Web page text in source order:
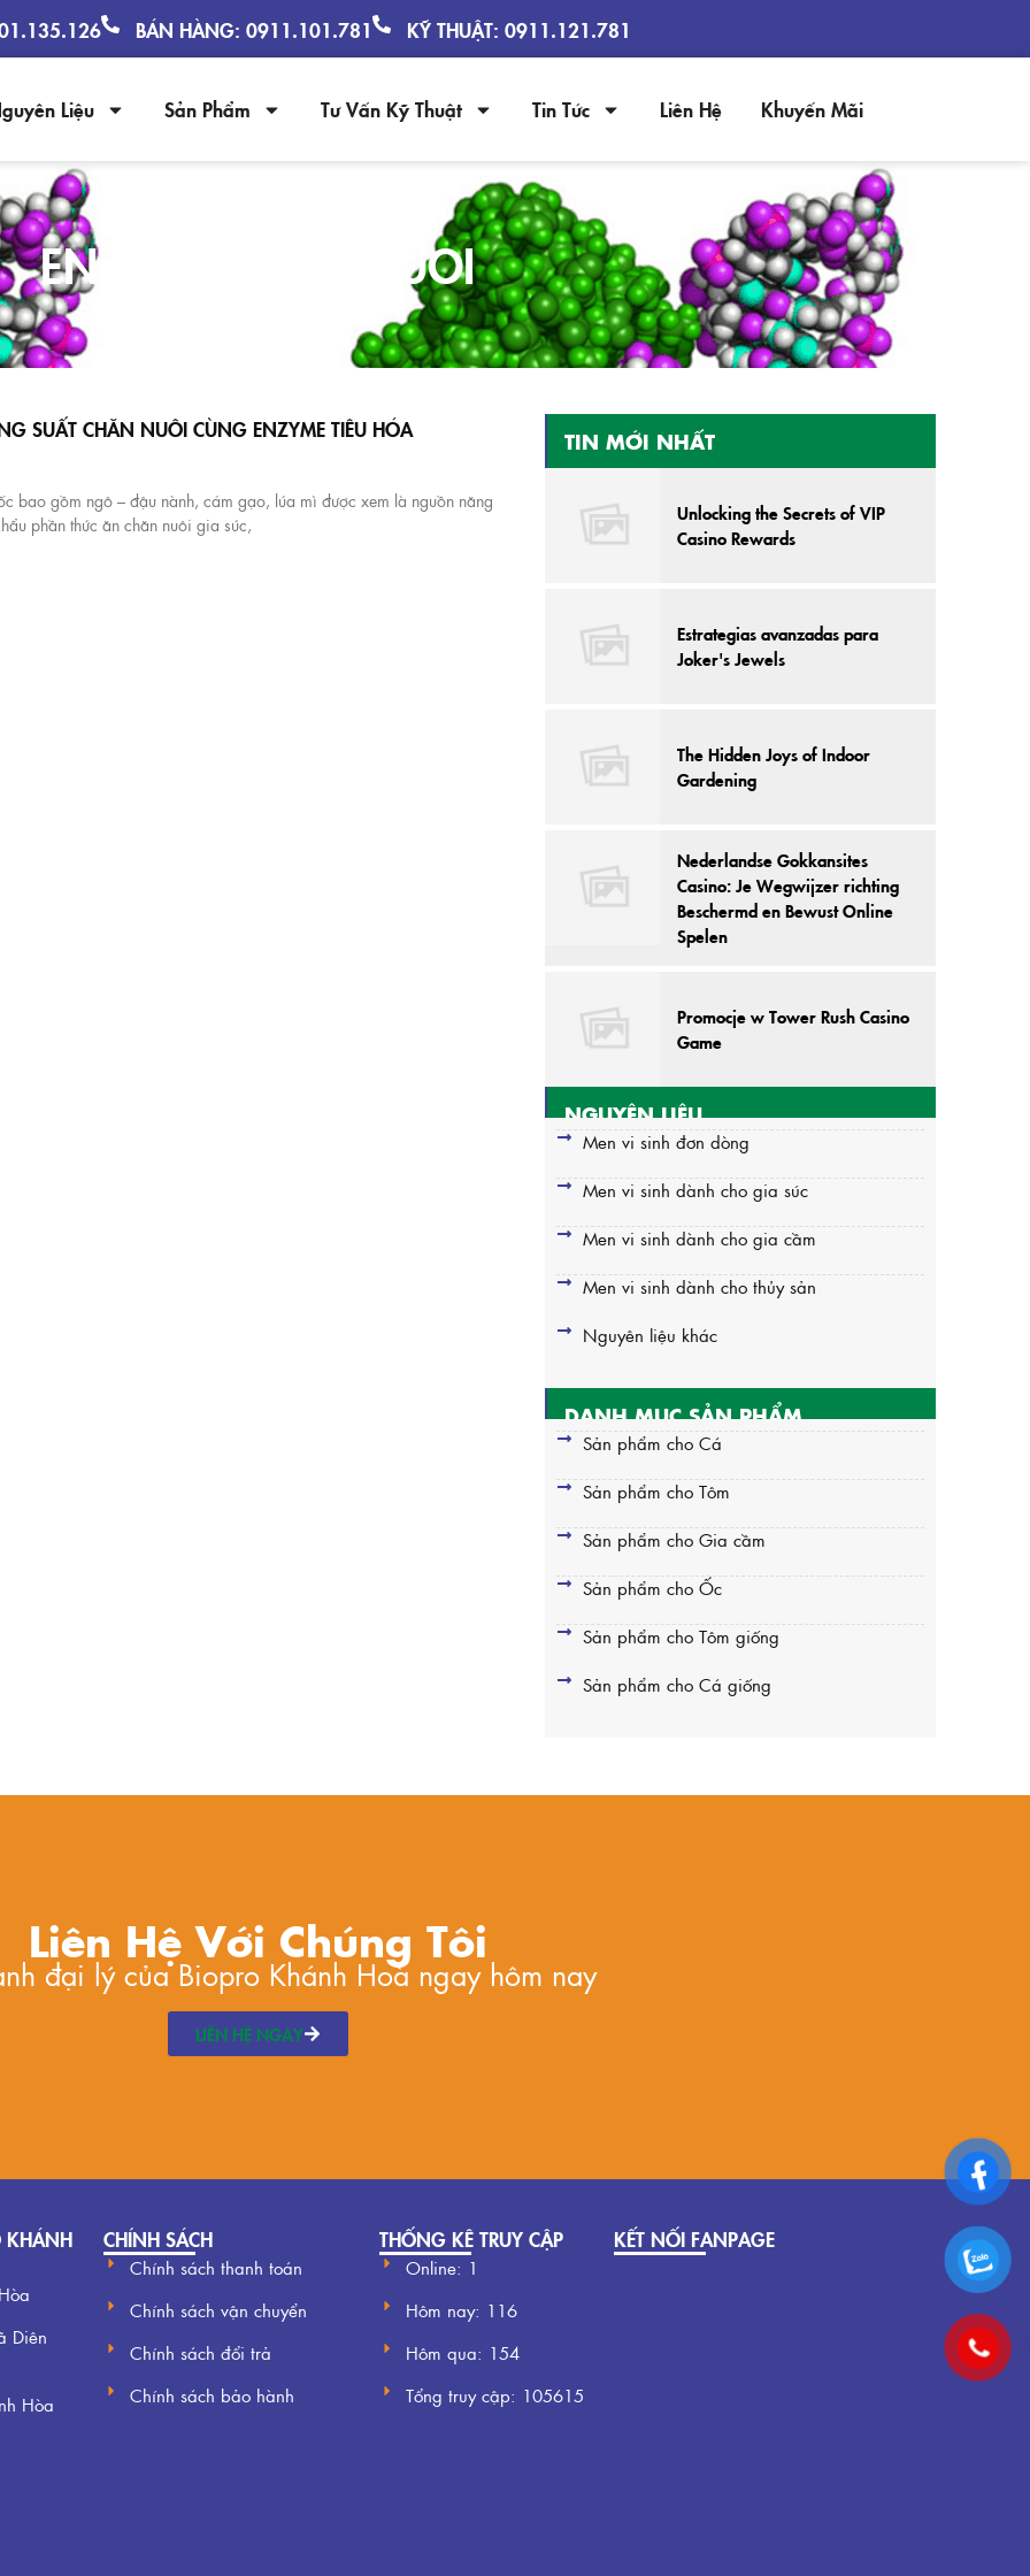
BÁN HÀNG: 0911.101.781 KỸ THUẬT: 0911.121.781
Liệu Sản Phẩm Tư Vấn Kỹ Thuật Tin Tức Liên Hệ Khuyến Mãi
ENZYME CHAN NUOI
SUẤT CHĂN NUÔI CÙNG ENZYME TIÊU HÓA
bao gồm ngô – đậu nành, cám gạo, lúa mì được xem là nguồn năng
phần thức ăn chăn nuôi gia súc,
TIN MỚI NHẤT
Unlocking the Secrets of VIP
Casino Rewards
Estrategias avanzadas para
Joker's Jewels
The Hidden Joys of Indoor
Gardening
Nederlandse Gokkansites
Casino: Je Wegwijzer richting
Beschermd en Bewust Online
Spelen
Promocje w Tower Rush Casino
Game
NGUYÊN LIỆU
Men vi sinh đơn dòng
Men vi sinh dành cho gia súc
Men vi sinh dành cho gia cầm
Men vi sinh dành cho thủy sản
Nguyên liệu khác
DANH MỤC SẢN PHẨM
Sản phẩm cho Cá
Sản phẩm cho Tôm
Sản phẩm cho Gia cầm
Sản phẩm cho Ốc
Sản phẩm cho Tôm giống
Sản phẩm cho Cá giống
Liên Hệ Với Chúng Tôi
đại lý của Biopro Khánh Hoà ngay hôm nay
LIÊN HỆ NGAY
KHÁNH
Diên
Hòa
CHÍNH SÁCH
Chính sách thanh toán
Chính sách vận chuyển
Chính sách đổi trả
Chính sách bảo hành
THỐNG KÊ TRUY CẬP
Online: 1
Hôm nay: 116
Hôm qua: 154
Tổng truy cập: 105615
KẾT NỐI FANPAGE